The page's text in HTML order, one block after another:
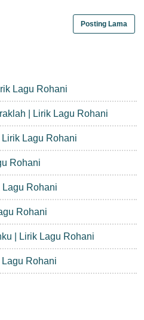
Posting Lama
Lagu Rohani
| Lirik Lagu Rohani
Lagu Rohani
Rohani
Lagu Rohani
Rohani
| Lirik Lagu Rohani
Rohani